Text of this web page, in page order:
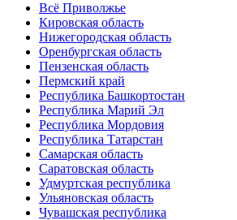
Всё Приволжье
Кировская область
Нижегородская область
Оренбургская область
Пензенская область
Пермский край
Республика Башкортостан
Республика Марий Эл
Республика Мордовия
Республика Татарстан
Самарская область
Саратовская область
Удмуртская республика
Ульяновская область
Чувашская республика